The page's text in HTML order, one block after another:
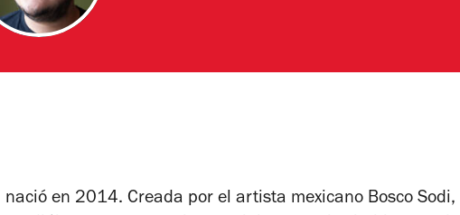
nació en 2014. Creada por el artista mexicano Bosco Sodi,